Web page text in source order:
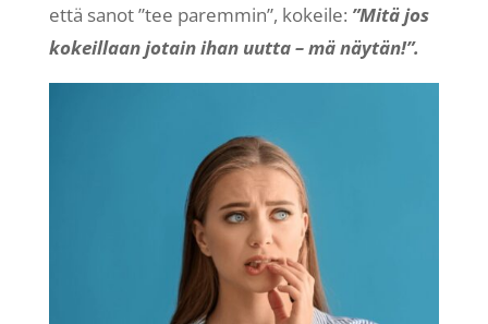
että sanot ”tee paremmin”, kokeile: ”Mitä jos
kokeillaan jotain ihan uutta – mä näytän!”.